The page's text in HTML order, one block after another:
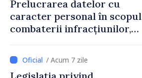
Prelucrarea datelor cu
caracter personal în scopul
combaterii infracțiunilor,
/ Acum 7 zile